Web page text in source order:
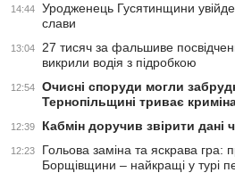
14:44
Уродженець Гусятинщини
слави
13:04
27 тисяч за фальшиве
викрили водія з підробкою
12:54
Очисні споруди могли
Тернопільщині триває
12:39 Кабмін доручив звірити дані
12:23
Гольова заміна та яскрава гра:
Борщівщини – найкращі у турі